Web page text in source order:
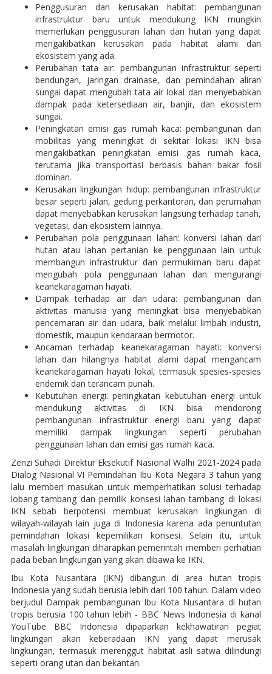
Penggusuran dan kerusakan habitat: pembangunan
infrastruktur baru untuk mendukung IKN mungkin
memerlukan penggusuran lahan dan hutan yang dapat
mengakibatkan kerusakan pada habitat alami dan
ekosistem yang ada.
Perubahan tata air: pembangunan infrastruktur seperti
bendungan, jaringan drainase, dan pemindahan aliran
sungai dapat mengubah tata air lokal dan menyebabkan
dampak pada ketersediaan air, banjir, dan ekosistem
sungai.
Peningkatan emisi gas rumah kaca: pembangunan dan
mobilitas yang meningkat di sekitar lokasi IKN bisa
mengakibatkan peningkatan emisi gas rumah kaca,
terutama jika transportasi berbasis bahan bakar fosil
dominan.
Kerusakan lingkungan hidup: pembangunan infrastruktur
besar seperti jalan, gedung perkantoran, dan perumahan
dapat menyebabkan kerusakan langsung terhadap tanah,
vegetasi, dan ekosistem lainnya.
Perubahan pola penggunaan lahan: konversi lahan dari
hutan atau lahan pertanian ke penggunaan lain untuk
membangun infrastruktur dan permukiman baru dapat
mengubah pola penggunaan lahan dan mengurangi
keanekaragaman hayati.
Dampak terhadap air dan udara: pembangunan dan
aktivitas manusia yang meningkat bisa menyebabkan
pencemaran air dan udara, baik melalui limbah industri,
domestik, maupun kendaraan bermotor.
Ancaman terhadap keanekaragaman hayati: konversi
lahan dan hilangnya habitat alami dapat mengancam
keanekaragaman hayati lokal, termasuk spesies-spesies
endemik dan terancam punah.
Kebutuhan energi: peningkatan kebutuhan energi untuk
mendukung aktivitas di IKN bisa mendorong
pembangunan infrastruktur energi baru yang dapat
memiliki dampak lingkungan seperti perubahan
penggunaan lahan dan emisi gas rumah kaca.
Zenzi Suhadi Direktur Eksekutif Nasional Walhi 2021-2024 pada
Dialog Nasional VI Pemindahan Ibu Kota Negara 3 tahun yang
lalu memberi masukan untuk memperhatikan solusi terhadap
lobang tambang dan pemilik konsesi lahan tambang di lokasi
IKN sebab berpotensi membuat kerusakan lingkungan di
wilayah-wilayah lain juga di Indonesia karena ada penuntutan
pemindahan lokasi kepemilikan konsesi. Selain itu, untuk
masalah lingkungan diharapkan pemerintah memberi perhatian
pada beban lingkungan yang akan dibawa ke IKN.
Ibu Kota Nusantara (IKN) dibangun di area hutan tropis
Indonesia yang sudah berusia lebih dari 100 tahun. Dalam video
berjudul Dampak pembangunan Ibu Kota Nusantara di hutan
tropis berusia 100 tahun lebih - BBC News Indonesia di kanal
YouTube BBC Indonesia dipaparkan kekhawatiran pegiat
lingkungan akan keberadaan IKN yang dapat merusak
lingkungan, termasuk merenggut habitat asli satwa dilindungi
seperti orang utan dan bekantan.